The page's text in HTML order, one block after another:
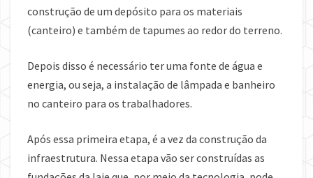
construção de um depósito para os materiais
(canteiro) e também de tapumes ao redor do terreno.
Depois disso é necessário ter uma fonte de água e
energia, ou seja, a instalação de lâmpada e banheiro
no canteiro para os trabalhadores.
Após essa primeira etapa, é a vez da construção da
infraestrutura. Nessa etapa vão ser construídas as